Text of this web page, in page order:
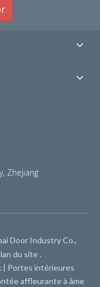
Zhejiang
Door Industry Co.,
du site .
| Portes intérieures
affleurante à âme